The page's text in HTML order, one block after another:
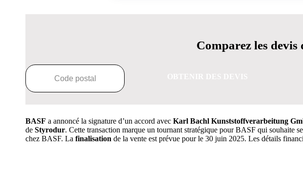
Comparez les devis
BASF a annoncé la signature d’un accord avec Karl Bachl Kunststoffverarbeitung
de Styrodur. Cette transaction marque un tournant stratégique pour BASF qui souhaite
chez BASF. La finalisation de la vente est prévue pour le 30 juin 2025. Les détails